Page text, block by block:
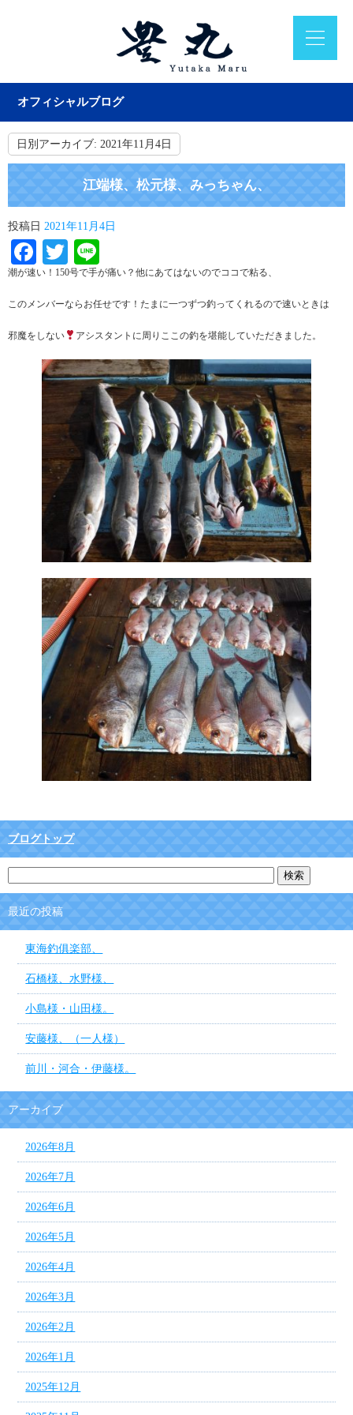
オフィシャルブログ
日別アーカイブ: 2021年11月4日
江端様、松元様、みっちゃん、
投稿日 2021年11月4日
Facebook
Twitter
潮が速い！150号で手が痛い？他にあてはないのでココで粘る、
このメンバーならお任せです！たまに一つずつ釣ってくれるので速いときは
邪魔をしない アシスタントに周りここの釣を堪能していただきました。
ブログトップ
最近の投稿
東海釣俱楽部、
石橋様、水野様、
小島様・山田様。
安藤様、（一人様）
前川・河合・伊藤様。
アーカイブ
2026年8月
2026年7月
2026年6月
2026年5月
2026年4月
2026年3月
2026年2月
2026年1月
2025年12月